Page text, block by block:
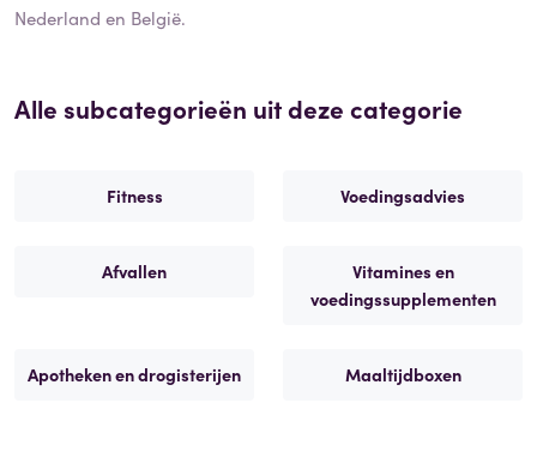
Nederland en België.
Alle subcategorieën uit deze categorie
Fitness Voedingsadvies
Afvallen
Vitamines en
voedingssupplementen
Apotheken en drogisterijen Maaltijdboxen